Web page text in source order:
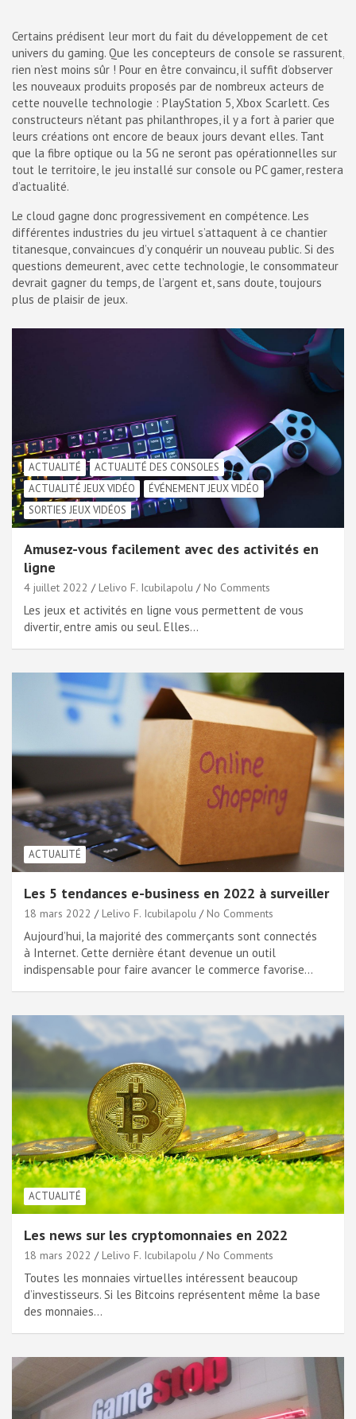
Certains prédisent leur mort du fait du développement de cet
univers du gaming. Que les concepteurs de console se rassurent,
rien n’est moins sûr ! Pour en être convaincu, il suffit d’observer
les nouveaux produits proposés par de nombreux acteurs de
cette nouvelle technologie : PlayStation 5, Xbox Scarlett. Ces
constructeurs n’étant pas philanthropes, il y a fort à parier que
leurs créations ont encore de beaux jours devant elles. Tant
que la fibre optique ou la 5G ne seront pas opérationnelles sur
tout le territoire, le jeu installé sur console ou PC gamer, restera
d’actualité.
Le cloud gagne donc progressivement en compétence. Les
différentes industries du jeu virtuel s’attaquent à ce chantier
titanesque, convaincues d’y conquérir un nouveau public. Si des
questions demeurent, avec cette technologie, le consommateur
devrait gagner du temps, de l’argent et, sans doute, toujours
plus de plaisir de jeux.
ACTUALITÉ
ACTUALITÉ DES CONSOLES
ACTUALITÉ JEUX VIDÉO
ÉVÉNEMENT JEUX VIDÉO
SORTIES JEUX VIDÉOS
Amusez-vous facilement avec des activités en
ligne
4 juillet 2022 Lelivo F. Icubilapolu No Comments
Les jeux et activités en ligne vous permettent de vous
divertir, entre amis ou seul. Elles…
ACTUALITÉ
Les 5 tendances e-business en 2022 à surveiller
18 mars 2022 Lelivo F. Icubilapolu No Comments
Aujourd’hui, la majorité des commerçants sont connectés
à Internet. Cette dernière étant devenue un outil
indispensable pour faire avancer le commerce favorise…
ACTUALITÉ
Les news sur les cryptomonnaies en 2022
18 mars 2022 Lelivo F. Icubilapolu No Comments
Toutes les monnaies virtuelles intéressent beaucoup
d’investisseurs. Si les Bitcoins représentent même la base
des monnaies…